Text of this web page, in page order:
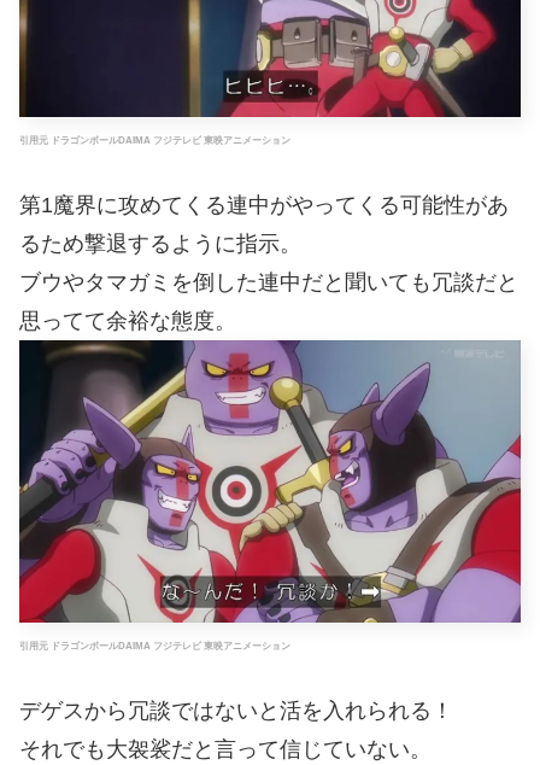
引用元 ドラゴンボールDAIMA フジテレビ 東映アニメーション
第1魔界に攻めてくる連中がやってくる可能性があ
るため撃退するように指示。
ブウやタマガミを倒した連中だと聞いても冗談だと
思ってて余裕な態度。
引用元 ドラゴンボールDAIMA フジテレビ 東映アニメーション
デゲスから冗談ではないと活を入れられる！
それでも大袈裟だと言って信じていない。